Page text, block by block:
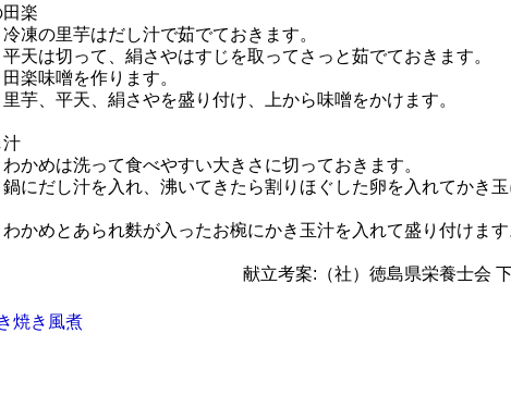
楽
冷凍の里芋はだし汁で茹でておきます。
平天は切って、絹さやはすじを取ってさっと茹でておきます。
田楽味噌を作ります。
里芋、平天、絹さやを盛り付け、上から味噌をかけます。
汁
わかめは洗って食べやすい大きさに切っておきます。
鍋にだし汁を入れ、沸いてきたら割りほぐした卵を入れてかき
わかめとあられ麩が入ったお椀にかき玉汁を入れて盛り付けま
献立考案:（社）徳島県栄養士会
焼き風煮